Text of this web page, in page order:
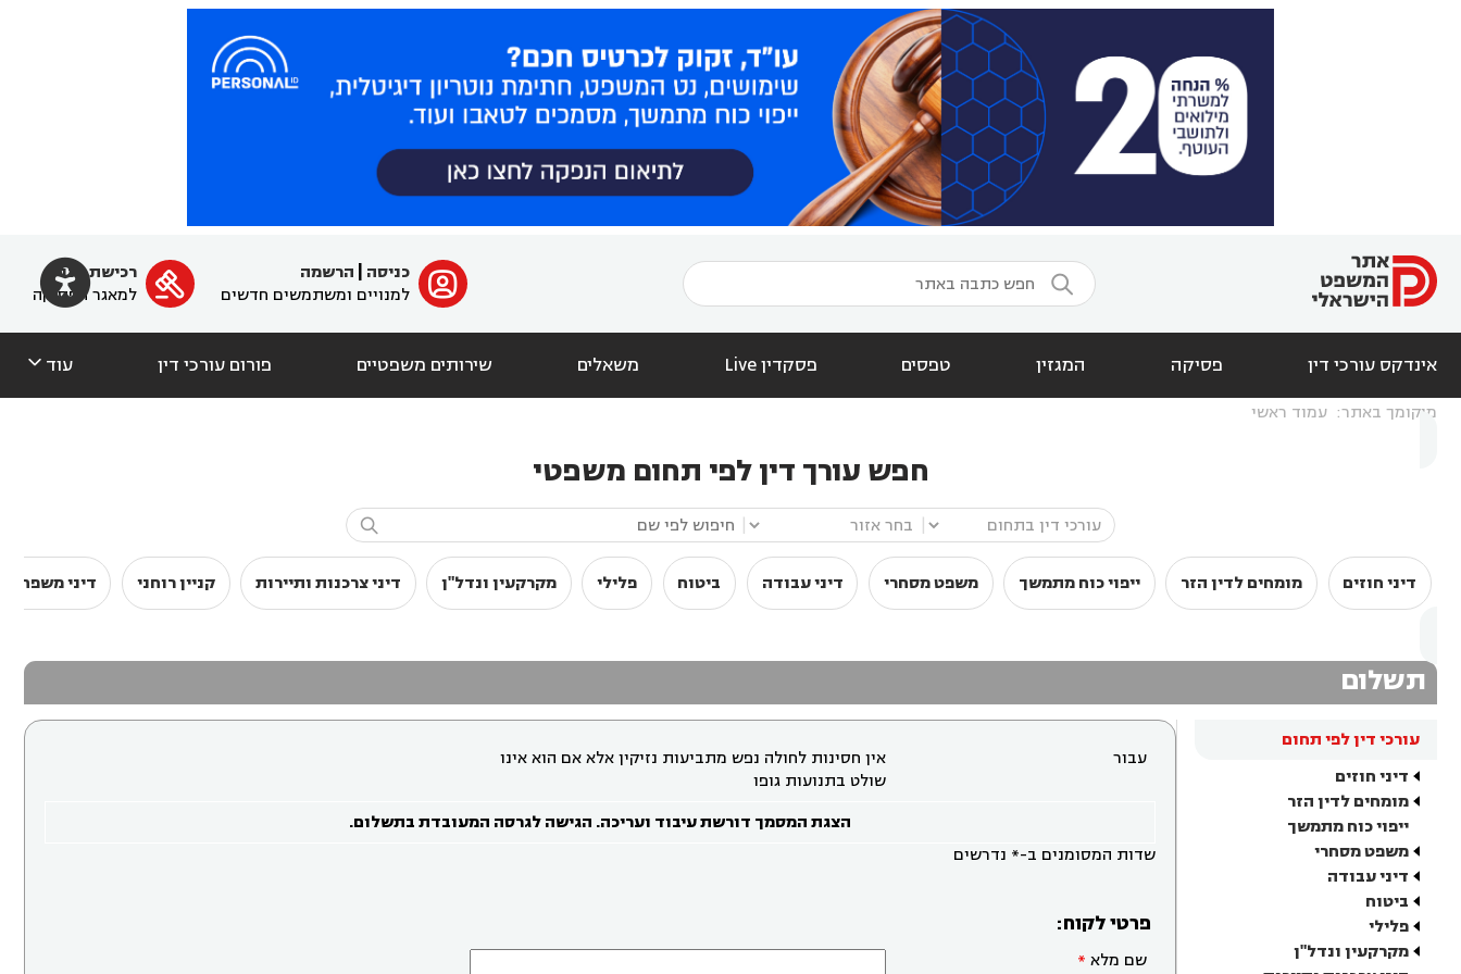
  ﱐ כניסה
הרשמה
למנויים ומשתמשים חדשים

רכישת מנוי
למאגר הפסיקה
אינדקס עורכי דין פסיקה המגזין טפסים פסקדין Live משאלים שירותים משפטיים פורום עורכי דין עוד 
מיקומך באתר: עמוד ראשי
חפש עורך דין לפי תחום משפטי

דיני חוזים מומחים לדין הזר ייפוי כוח מתמשך משפט מסחרי דיני עבודה ביטוח פלילי מקרקעין ונדל"ן דיני צרכנות ותיירות קניין רוחני דיני משפחה
תשלום
עורכי דין לפי תחום
דיני חוזים
מומחים לדין הזר
ייפוי כוח מתמשך
משפט מסחרי
דיני עבודה
ביטוח
פלילי
מקרקעין ונדל"ן
עבור
אין חסינות לחולה נפש מתביעות נזיקין אלא אם הוא אינו
שולט בתנועות גופו
הצגת המסמך דורשת עיבוד ועריכה. הגישה לגרסה המעובדת בתשלום.
שדות המסומנים ב-* נדרשים
פרטי לקוח:
שם מלא